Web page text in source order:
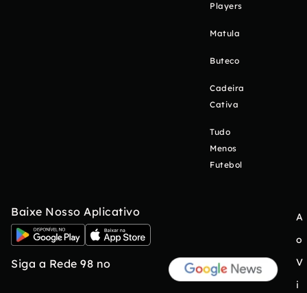
Players
Matula
Buteco
Cadeira
Cativa
Tudo
Menos
Futebol
Baixe Nosso Aplicativo
Siga a Rede 98 no
A
o
V
i